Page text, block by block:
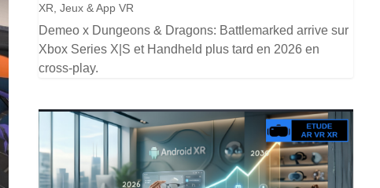
XR ,Jeux & App VR
Demeo x Dungeons & Dragons: Battlemarked arrive sur
Xbox Series X|S et Handheld plus tard en 2026 en
cross-play.